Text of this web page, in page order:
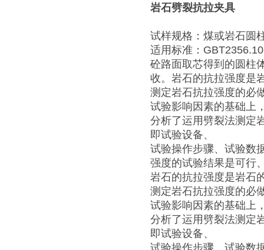
岩石劈裂抗拉夹具
试样规格：煤或岩石圆
适用标准：
砼路面取芯得到的圆柱
收。岩石的抗拉强度是
测定岩石抗拉强度的必
试验影响因素的基础上
分析了运用劈裂法测定
即试验设备、
试验操作步骤、试验数
强度的试验结果是可行
岩石的抗拉强度是岩石
测定岩石抗拉强度的必
试验影响因素的基础上
分析了运用劈裂法测定
即试验设备、
试验操作步骤、试验数